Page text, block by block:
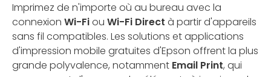
Imprimez de n'importe où au bureau avec la
connexion Wi-Fiou Wi-Fi Direct à partir d'appareils
sans fil compatibles. Les solutions et applications
d'impression mobile gratuites d'Epson offrent la plus
grande polyvalence, notamment Email Print, qui